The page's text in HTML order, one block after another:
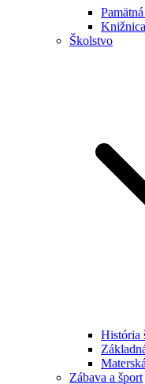
Knižnica
Školstvo
História
Zábava a šport